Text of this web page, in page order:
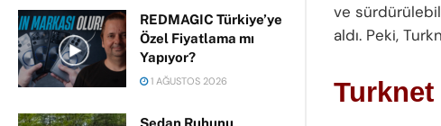
REDMAGIC Türkiye’ye
Özel Fiyatlama mı
Yapıyor?
1 AĞUSTOS 2026
Sedan Ruhunu
ve
aldı. Peki,